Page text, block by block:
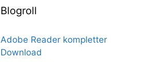
Blogroll
Adobe Reader kompletter
Download